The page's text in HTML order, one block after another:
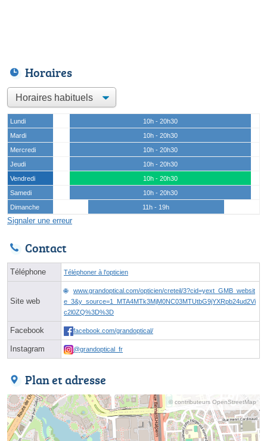
Horaires
Lundi
10h - 20h30
Mardi
10h - 20h30
Mercredi
10h - 20h30
Jeudi
10h - 20h30
Vendredi
10h - 20h30
Samedi
10h - 20h30
Dimanche
11h - 19h
Signaler une erreur
Contact
Téléphone Téléphoner à l'opticien
Site web
www.grandoptical.com/opticien/creteil/3?cid=yext_GMB_websit
e_3&y_source=1_MTA4MTk3MjM0NC03MTUtbG9jYXRpb24ud2Vi
c2l0ZQ%3D%3D
Facebook facebook.com/grandoptical/
Instagram @grandoptical_fr
Plan et adresse
© contributeurs OpenStreetMap